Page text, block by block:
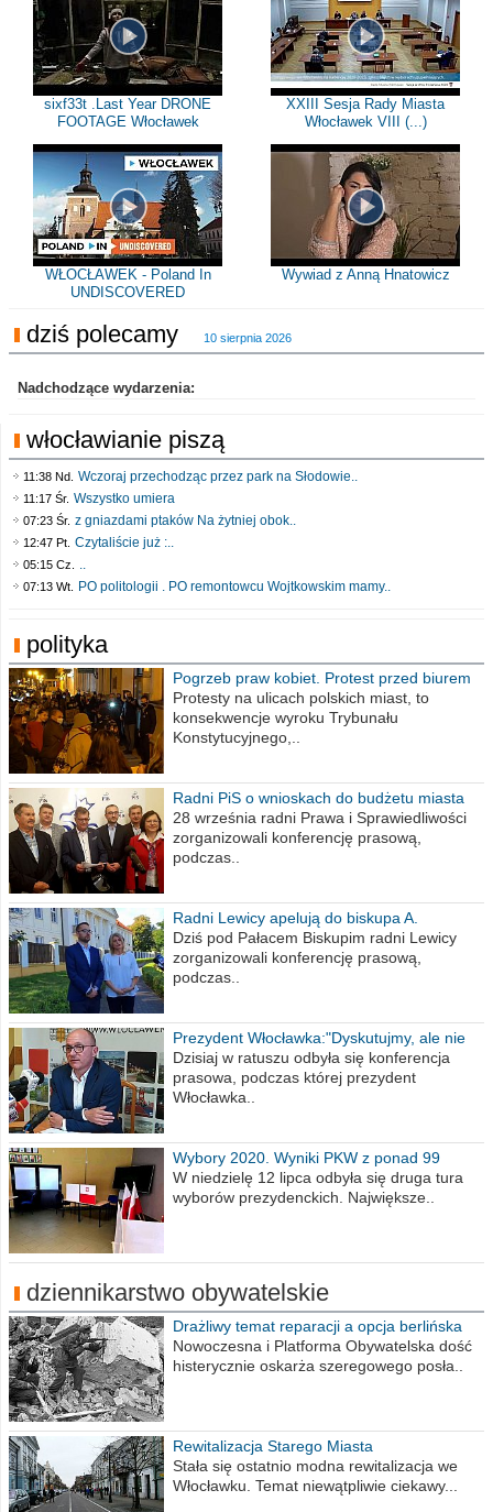
sixf33t .Last Year DRONE
FOOTAGE Włocławek
XXIII Sesja Rady Miasta
Włocławek VIII (...)
WŁOCŁAWEK - Poland In
UNDISCOVERED
Wywiad z Anną Hnatowicz
dziś polecamy 10 sierpnia 2026
Nadchodzące wydarzenia:
włocławianie piszą
11:38 Nd. Wczoraj przechodząc przez park na Słodowie..
11:17 Śr. Wszystko umiera
07:23 Śr. z gniazdami ptaków Na żytniej obok..
12:47 Pt. Czytaliście już :..
05:15 Cz. ..
07:13 Wt. PO politologii . PO remontowcu Wojtkowskim mamy..
polityka
Pogrzeb praw kobiet. Protest przed biurem
poselskim PiS
Protesty na ulicach polskich miast, to
konsekwencje wyroku Trybunału
Konstytucyjnego,..
Radni PiS o wnioskach do budżetu miasta
na 2021 rok
28 września radni Prawa i Sprawiedliwości
zorganizowali konferencję prasową,
podczas..
Radni Lewicy apelują do biskupa A.
Wiesława Meringa
Dziś pod Pałacem Biskupim radni Lewicy
zorganizowali konferencję prasową,
podczas..
Prezydent Włocławka:"Dyskutujmy, ale nie
obrażajmy się”
Dzisiaj w ratuszu odbyła się konferencja
prasowa, podczas której prezydent
Włocławka..
Wybory 2020. Wyniki PKW z ponad 99
procent obwodów
W niedzielę 12 lipca odbyła się druga tura
wyborów prezydenckich. Największe..
dziennikarstwo obywatelskie
Drażliwy temat reparacji a opcja berlińska
Nowoczesna i Platforma Obywatelska dość
histerycznie oskarża szeregowego posła..
Rewitalizacja Starego Miasta
Stała się ostatnio modna rewitalizacja we
Włocławku. Temat niewątpliwie ciekawy...